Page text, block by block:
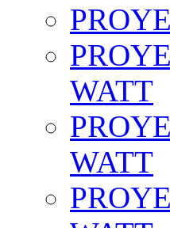
WATT
WATT